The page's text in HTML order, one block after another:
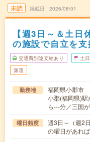
未読 掲載日 2026/08/01
【週3日～＆土
の施設で自立を支
交通費別途支給あり 土
派遣
勤務地
福岡県小郡市
小郡(福岡県)
ら---分／三国
曜日頻度
週3日～（週2
の曜日があれ